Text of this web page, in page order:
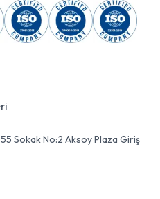
Sokak No:2 Aksoy Plaza Giriş